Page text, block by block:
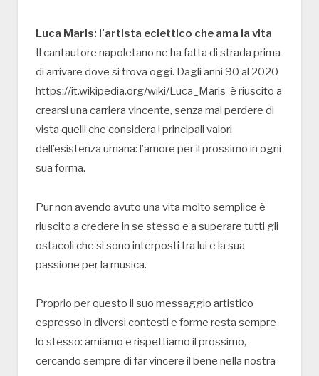
Luca Maris: l’artista eclettico che ama la vita
Il cantautore napoletano ne ha fatta di strada prima
di arrivare dove si trova oggi. Dagli anni 90 al 2020
https://it.wikipedia.org/wiki/Luca_Maris è riuscito a
crearsi una carriera vincente, senza mai perdere di
vista quelli che considera i principali valori
dell’esistenza umana: l’amore per il prossimo in ogni
sua forma.
Pur non avendo avuto una vita molto semplice è
riuscito a credere in se stesso e a superare tutti gli
ostacoli che si sono interposti tra lui e la sua
passione per la musica.
Proprio per questo il suo messaggio artistico
espresso in diversi contesti e forme resta sempre
lo stesso: amiamo e rispettiamo il prossimo,
cercando sempre di far vincere il bene nella nostra